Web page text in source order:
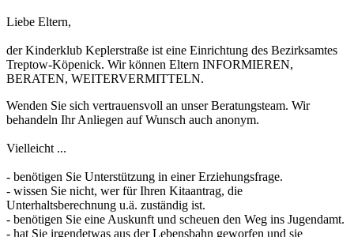
Liebe Eltern,
der Kinderklub Keplerstraße ist eine Einrichtung des Bezirksamtes
Treptow-Köpenick. Wir können Eltern INFORMIEREN,
BERATEN, WEITERVERMITTELN.
Wenden Sie sich vertrauensvoll an unser Beratungsteam. Wir
behandeln Ihr Anliegen auf Wunsch auch anonym.
Vielleicht ...
- benötigen Sie Unterstützung in einer Erziehungsfrage.
- wissen Sie nicht, wer für Ihren Kitaantrag, die
Unterhaltsberechnung u.ä. zuständig ist.
- benötigen Sie eine Auskunft und scheuen den Weg ins Jugendamt.
- hat Sie irgendetwas aus der Lebensbahn geworfen und sie